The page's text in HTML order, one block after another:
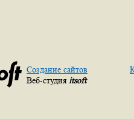
Создание сайтов
Веб-студия itsoft